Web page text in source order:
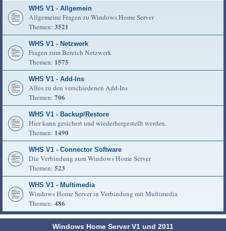
WHS V1 - Allgemein
Allgemeine Fragen zu Windows Home Server
Themen: 3521
WHS V1 - Netzwerk
Fragen zum Bereich Netzwerk
Themen: 1575
WHS V1 - Add-Ins
Alles zu den verschiedenen Add-Ins
Themen: 706
WHS V1 - Backup/Restore
Hier kann gesichert und wiederhergestellt werden.
Themen: 1490
WHS V1 - Connector Software
Die Verbindung zum Windows Home Server
Themen: 523
WHS V1 - Multimedia
Windows Home Server in Verbindung mit Multimedia
Themen: 486
Windows Home Server V1 und 2011